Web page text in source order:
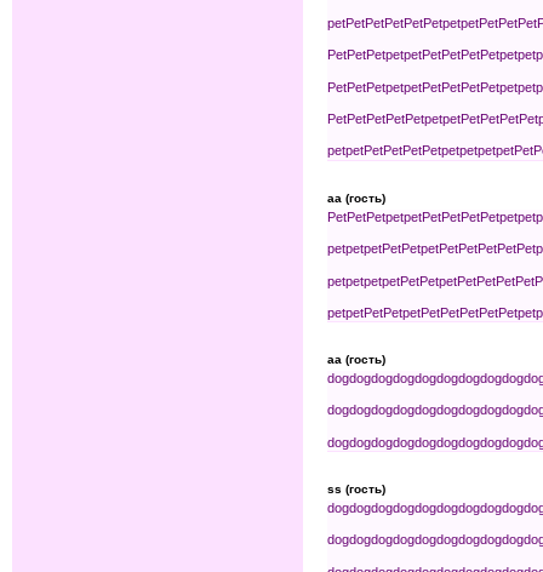
petPetPetPetPetPetpetpetPetPetPet
PetPetPetpetpetPetPetPetPetpetpet
PetPetPetpetpetPetPetPetPetpetpet
PetPetPetPetPetpetpetPetPetPetPet
petpetPetPetPetPetpetpetpetpetPet
aa (гость)
PetPetPetpetpetPetPetPetPetpetpet
petpetpetPetPetpetPetPetPetPetPet
petpetpetpetPetPetpetPetPetPetPet
petpetPetPetpetPetPetPetPetPetpet
aa (гость)
dogdogdogdogdogdogdogdogdog
dogdogdogdogdogdogdogdogdog
dogdogdogdogdogdogdogdogdog
ss (гость)
dogdogdogdogdogdogdogdogdog
dogdogdogdogdogdogdogdogdog